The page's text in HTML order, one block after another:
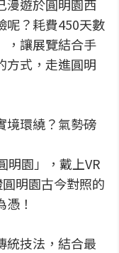
漫遊於圓明園西
呢？耗費450天數
，讓展覽結合手
方式，走進圓明
境環繞？氣勢磅
明園」，戴上VR
明園古今對照的
！
統技法，結合最